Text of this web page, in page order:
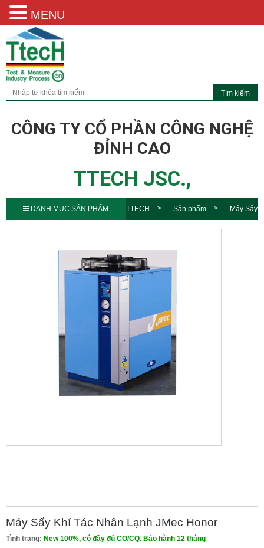
CÔNG TY CỔ PHẦN CÔNG NGHỆ
ĐỈNH CAO
TTECH JSC.,
DANH MỤC SẢN PHẨM TTECH Sản phẩm Máy Sấy
Khí Tác Nhân Lạnh JMec Honor
Máy Sấy Khí Tác Nhân Lạnh JMec Honor
Tình trạng: New 100%, có đầy đủ CO/CQ. Bảo hành 12 tháng
MENU